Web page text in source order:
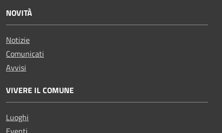
NOVITÀ
Notizie
Comunicati
Avvisi
VIVERE IL COMUNE
Luoghi